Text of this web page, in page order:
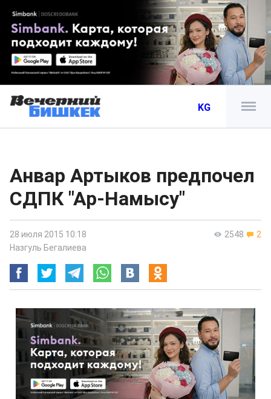
KG
Анвар Артыков предпочел
СДПК "Ар-Намысу"
2548 2
28 июля 2015 10:18
Назгуль Бегалиева